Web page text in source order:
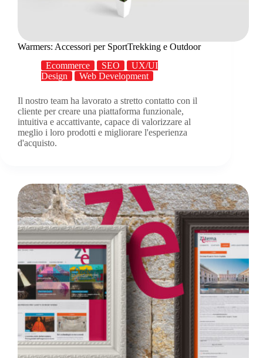
Warmers: Accessori per SportTrekking e Outdoor
Ecommerce
SEO
UX/UI
Design
Web Development
Il nostro team ha lavorato a stretto contatto con il
cliente per creare una piattaforma funzionale,
intuitiva e accattivante, capace di valorizzare al
meglio i loro prodotti e migliorare l'esperienza
d'acquisto.